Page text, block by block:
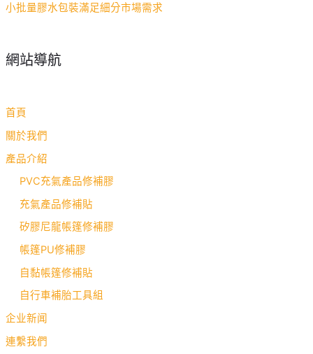
小批量膠水包裝滿足細分市場需求
網站導航
首頁
關於我們
產品介紹
PVC充氣產品修補膠
充氣產品修補貼
矽膠尼龍帳篷修補膠
帳篷PU修補膠
自黏帳篷修補貼
自行車補胎工具組
企业新闻
連繫我們